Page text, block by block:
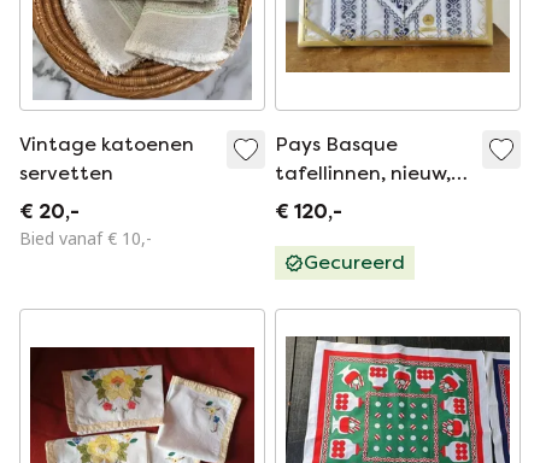
Vintage katoenen
servetten
€ 20,-
Bied vanaf € 10,-
Pays Basque
tafellinnen, nieuw,
tafelkleed en 6
€ 120,-
Gecureerd